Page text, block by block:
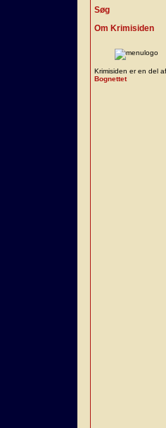
Søg
Om Krimisiden
Krimisiden er en del af
Bognettet